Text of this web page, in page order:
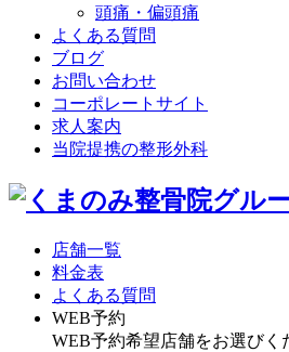
頭痛・偏頭痛
よくある質問
ブログ
お問い合わせ
コーポレートサイト
求人案内
当院提携の整形外科
店舗一覧
料金表
よくある質問
WEB予約
WEB予約希望店舗をお選びく